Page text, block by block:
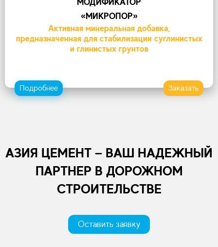
«МИКРОПОР»
Активная минеральная добавка,
предназначенная для стабилизации суглинистых
и глинистых грунтов
Подробнее Заказать
АЗИЯ ЦЕМЕНТ – ВАШ НАДЕЖНЫЙ
ПАРТНЕР В ДОРОЖНОМ
СТРОИТЕЛЬСТВЕ
Оставить заявку